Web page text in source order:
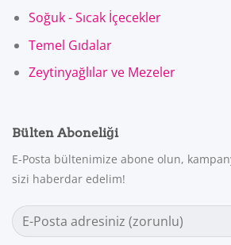
Soğuk - Sıcak İçecekler
Temel Gıdalar
Zeytinyağlılar ve Mezeler
Bülten Aboneliği
E-Posta bültenimize abone olun,
sizi haberdar edelim!